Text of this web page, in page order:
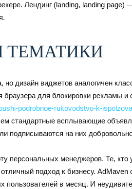
Лендинг (landing, landing page)
дизайн виджетов аналогичен
для блокировки рекламы и
podrobnoe-rukovodstvo-k-
стандартные всплывающие
подписываются на них
персональных менеджеров. Те, кто
подход к бизнесу. AdMaven
в месяц. И